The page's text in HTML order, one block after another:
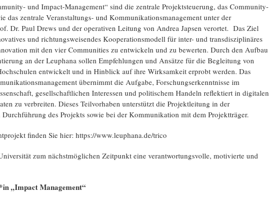
und Impact-Management“ sind die zentrale Projektsteuerung, das Community-
das zentrale Veranstaltungs- und Kommunikationsmanagement unter der
Dr. Paul Drews und der operativen Leitung von Andrea Japsen verortet. Das Ziel
und richtungsweisendes Kooperationsmodell für inter- und transdisziplinäres
mit den vier Communities zu entwickeln und zu bewerten. Durch den Aufbau
an der Leuphana sollen Empfehlungen und Ansätze für die Begleitung von
entwickelt und in Hinblick auf ihre Wirksamkeit erprobt werden. Das
übernimmt die Aufgabe, Forschungserkenntnisse im
gesellschaftlichen Interessen und politischem Handeln reflektiert in digitalen
zu verbreiten. Dieses Teilvorhaben unterstützt die Projektleitung in der
des Projekts sowie bei der Kommunikation mit dem Projektträger.
finden Sie hier: https://www.leuphana.de/trico
zum nächstmöglichen Zeitpunkt eine verantwortungsvolle, motivierte und
„Impact Management“